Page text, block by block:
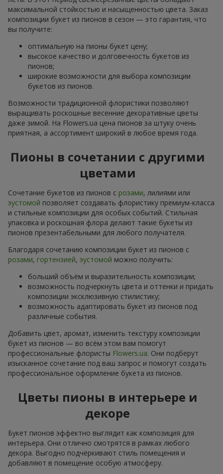
максимальной стойкостью и насыщенностью цвета. Заказ
композиции букет из пионов в сезон — это гарантия, что
вы получите:
оптимальную на пионы букет цену;
высокое качество и долговечность букетов из
пионов;
широкие возможности для выбора композиции
букетов из пионов.
Возможности традиционной флористики позволяют
выращивать роскошные весенние декоративные цветы
даже зимой. На Flowers.ua цена пионов за штуку очень
приятная, а ассортимент широкий в любое время года.
Пионы в сочетании с другими
цветами
Сочетание букетов из пионов с розами, лилиями или
эустомой позволяет создавать флористику премиум-класса
и стильные композиции для особых событий. Стильная
упаковка и роскошная флора делают такие букеты из
пионов презентабельными для любого получателя.
Благодаря сочетанию композиции букет из пионов с
розами, гортензией, эустомой можно получить:
больший объём и выразительность композиции;
возможность подчеркнуть цвета и оттенки и придать
композиции эксклюзивную стилистику;
возможность адаптировать букет из пионов под
различные события.
Добавить цвет, аромат, изменить текстуру композиции
букет из пионов — во всём этом вам помогут
профессиональные флористы Flowers.ua. Они подберут
изысканное сочетание под ваш запрос и помогут создать
профессиональное оформление букета из пионов.
Цветы пионы в интерьере и
декоре
Букет пионов эффектно выглядит как композиция для
интерьера. Они отлично смотрятся в рамках любого
декора. Выгодно подчёркивают стиль помещения и
добавляют в помещение особую атмосферу.